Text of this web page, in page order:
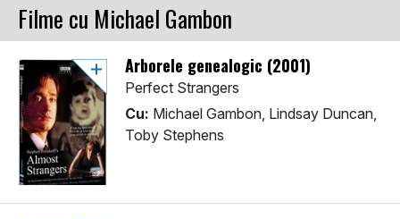
Filme cu Michael Gambon
Arborele genealogic (2001)
Perfect Strangers
Cu: Michael Gambon, Lindsay Duncan,
Toby Stephens